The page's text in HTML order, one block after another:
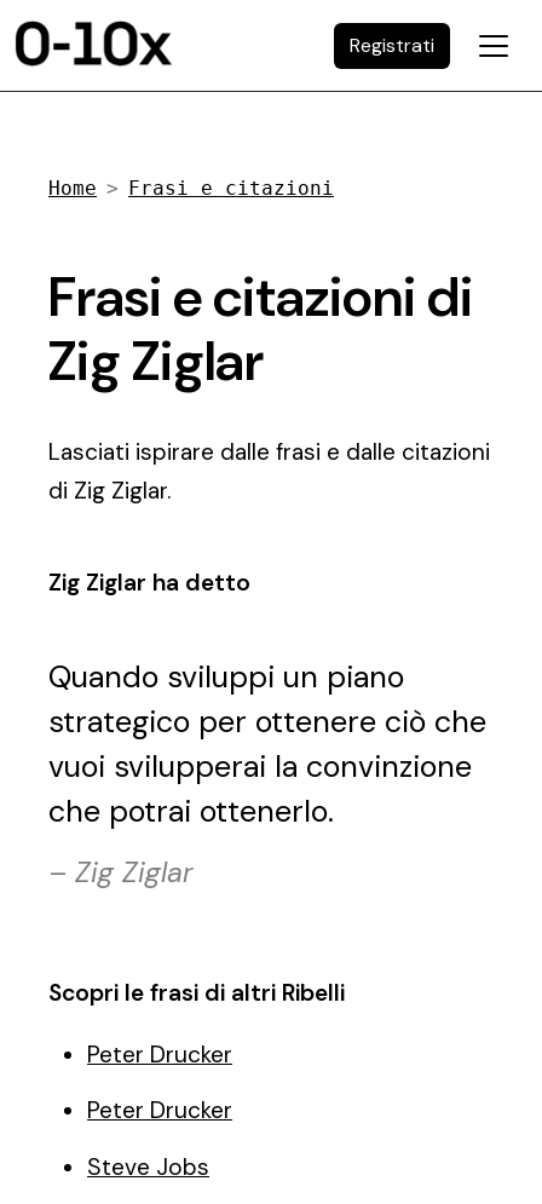
Registrati
Home Frasi e citazioni
Frasi e citazioni di
Zig Ziglar
Lasciati ispirare dalle frasi e dalle citazioni
di Zig Ziglar.
Zig Ziglar ha detto
Quando sviluppi un piano
strategico per ottenere ciò che
vuoi svilupperai la convinzione
che potrai ottenerlo.
– Zig Ziglar
Scopri le frasi di altri Ribelli
Peter Drucker
Peter Drucker
Steve Jobs